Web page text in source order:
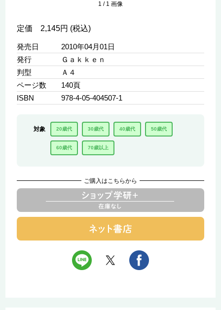
1 / 1 画像
定価 2,145円 (税込)
発売日
2010年04月01日
発行
Ｇａｋｋｅｎ
判型
Ａ４
ページ数
140頁
ISBN
978-4-05-404507-1
対象 20歳代 30歳代 40歳代 50歳代
60歳代 70歳以上
ご購入はこちらから